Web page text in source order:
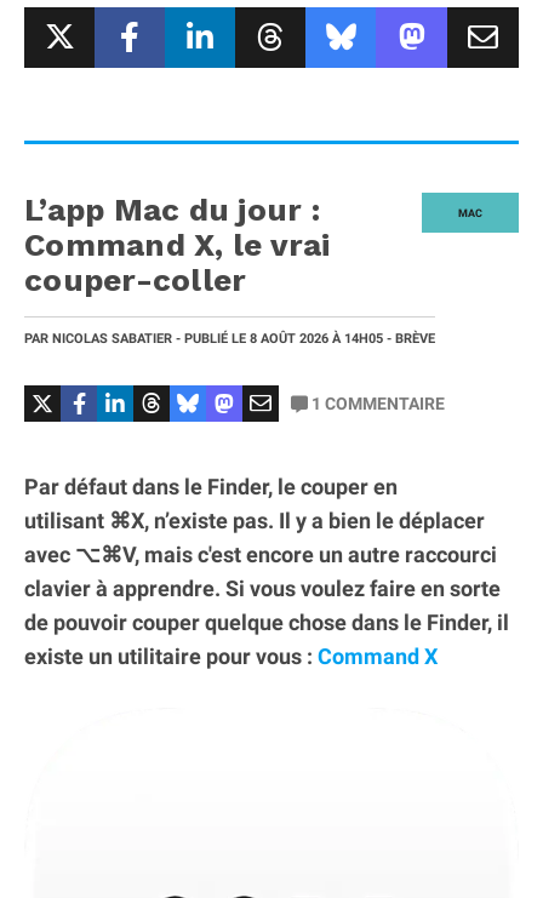
MAC
L’app Mac du jour :
Command X, le vrai
couper-coller
PAR NICOLAS SABATIER - PUBLIÉ LE 8 AOÛT 2026 À 14H05 - BRÈVE
1 COMMENTAIRE
Par défaut dans le Finder, le couper en
utilisant ⌘X, n’existe pas. Il y a bien le déplacer
avec ⌥⌘V, mais c'est encore un autre raccourci
clavier à apprendre. Si vous voulez faire en sorte
de pouvoir couper quelque chose dans le Finder, il
existe un utilitaire pour vous : Command X